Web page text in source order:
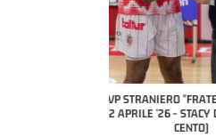
MVP "FRATELLI
DILAS B
MARCO RESTELLI